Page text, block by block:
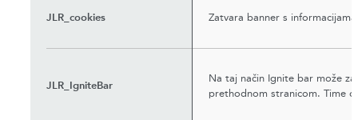
JLR_cookies Zatvara banner s
JLR_IgniteBar
Na taj način Ignite bar može
prethodnom stranicom. Time